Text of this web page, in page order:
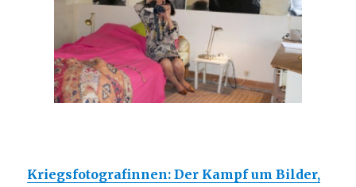
Kriegsfotografinnen: Der Kampf um Bilder,